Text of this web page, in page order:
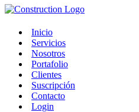
Inicio
Servicios
Nosotros
Portafolio
Clientes
Suscripción
Contacto
Login